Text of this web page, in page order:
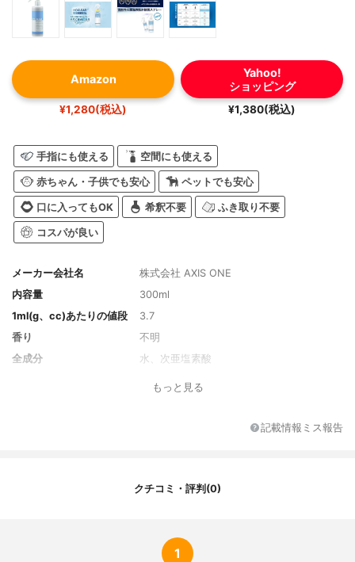
Amazon
¥1,280(税込)
Yahoo!
ショッピング
¥1,380(税込)
手指にも使える 空間にも使える
赤ちゃん・子供でも安心 ペットでも安心
口に入ってもOK 希釈不要 ふき取り不要
コスパが良い
メーカー会社名
株式会社 AXIS ONE
内容量
300ml
1ml(g、cc)あたりの値段
3.7
香り
不明
全成分
水、次亜塩素酸
もっと見る
記載情報ミス報告
クチコミ・評判(0)
1